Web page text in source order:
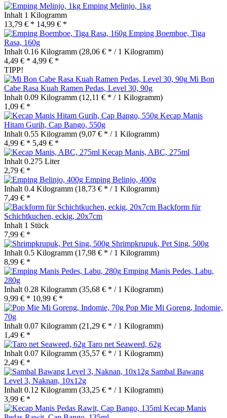
Emping Melinjo, 1kg
Inhalt 1 Kilogramm
13,79 € * 14,99 € *
Emping Boemboe, Tiga
Rasa, 160g
Inhalt 0.16 Kilogramm (28,06 € * / 1 Kilogramm)
4,49 € * 4,99 € *
TIPP!
Mi Bon
Cabe Rasa Kuah Ramen Pedas, Level 30, 90g
Inhalt 0.09 Kilogramm (12,11 € * / 1 Kilogramm)
1,09 € *
Kecap Manis
Hitam Gurih, Cap Bango, 550g
Inhalt 0.55 Kilogramm (9,07 € * / 1 Kilogramm)
4,99 € * 5,49 € *
Kecap Manis, ABC, 275ml
Inhalt 0.275 Liter
2,79 € *
Emping Belinjo, 400g
Inhalt 0.4 Kilogramm (18,73 € * / 1 Kilogramm)
7,49 € *
Backform für
Schichtkuchen, eckig, 20x7cm
Inhalt 1 Stück
7,99 € *
Shrimpkrupuk, Pet Sing, 500g
Inhalt 0.5 Kilogramm (17,98 € * / 1 Kilogramm)
8,99 € *
Emping Manis Pedes, Labu,
280g
Inhalt 0.28 Kilogramm (35,68 € * / 1 Kilogramm)
9,99 € * 10,99 € *
Pop Mie Mi Goreng, Indomie,
70g
Inhalt 0.07 Kilogramm (21,29 € * / 1 Kilogramm)
1,49 € *
Taro net Seaweed, 62g
Inhalt 0.07 Kilogramm (35,57 € * / 1 Kilogramm)
2,49 € *
Sambal Bawang
Level 3, Naknan, 10x12g
Inhalt 0.12 Kilogramm (33,25 € * / 1 Kilogramm)
3,99 € *
Kecap Manis